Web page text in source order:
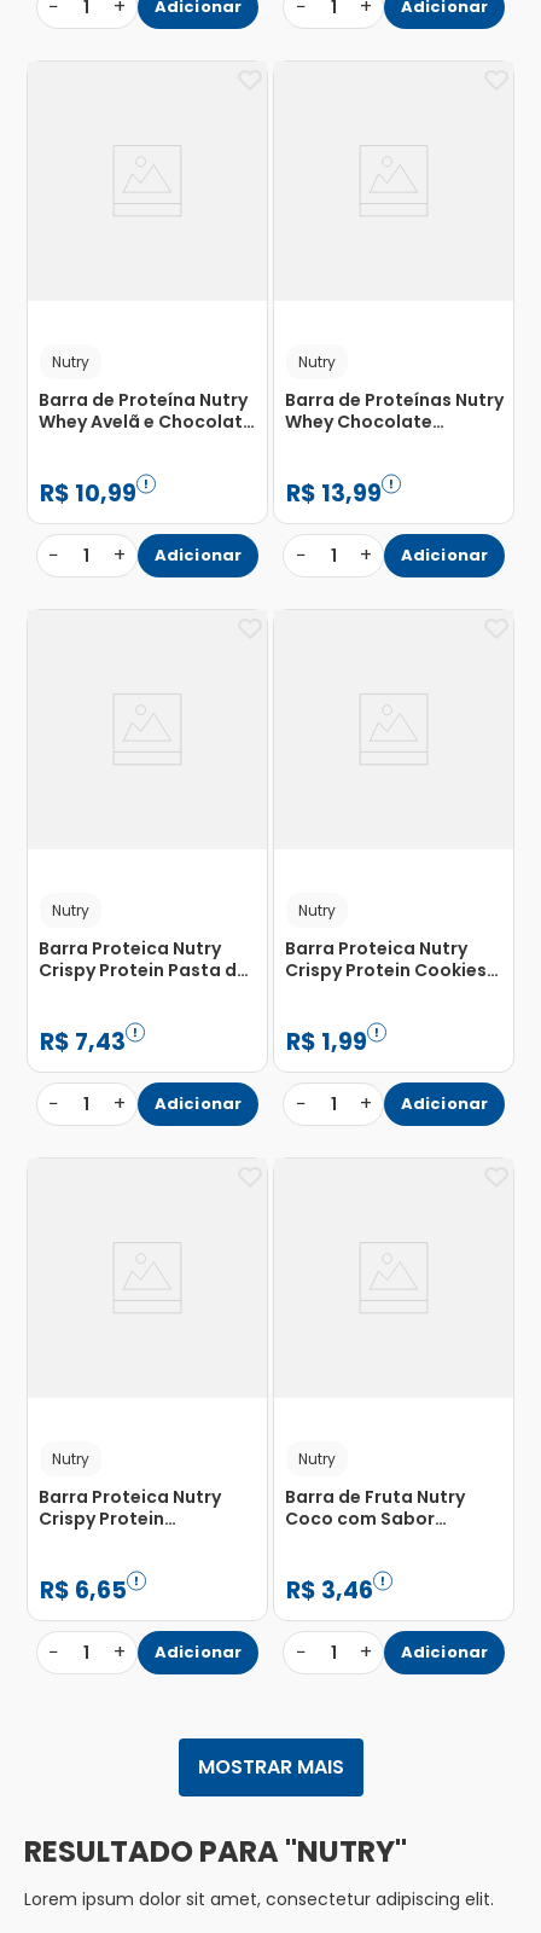
− 1 + Adicionar − 1 + Adicionar
Nutry
Barra de Proteína Nutry
Whey Avelã e Chocolate
R$ 10,99
− 1 + Adicionar
Nutry
Barra de Proteínas Nutry
Whey Chocolate
R$ 13,99
− 1 + Adicionar
Nutry
Barra Proteica Nutry
Crispy Protein Pasta de
R$ 7,43
− 1 + Adicionar
Nutry
Barra Proteica Nutry
Crispy Protein Cookies
R$ 1,99
− 1 + Adicionar
Nutry
Barra Proteica Nutry
Crispy Protein
R$ 6,65
− 1 + Adicionar
Nutry
Barra de Fruta Nutry
Coco com Sabor
R$ 3,46
− 1 + Adicionar
MOSTRAR MAIS
NUTRY
Lorem ipsum dolor sit amet, consectetur adipiscing elit.